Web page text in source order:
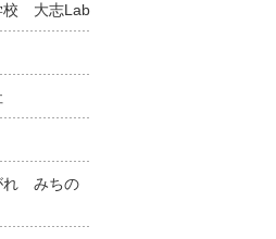
校 大志Lab
れ みちの